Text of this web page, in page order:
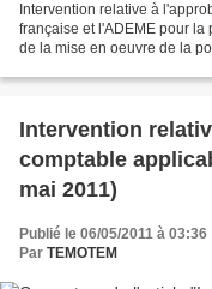
Intervention relative à
française et l'ADEME pour
de la mise en oeuvre de la
Intervention
comptable
mai 2011)
Publié le 06/05/2011 à 03:36
Par TEMOTEM